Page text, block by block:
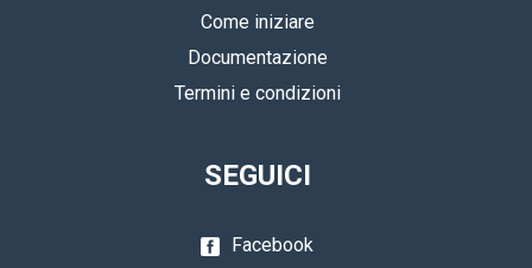
Come iniziare
Documentazione
Termini e condizioni
SEGUICI
Facebook